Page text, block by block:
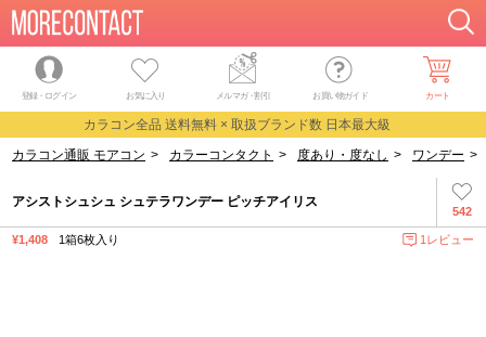
登録・ログイン お気に入り メルマガ・割引 お買い物ガイド カート
カラコン全品 送料無料 × 取扱ブランド数 日本最大級
カラコン通販 モアコン > カラーコンタクト > 度あり・度なし > ワンデー >
542
アシストシュシュ シュテラワンデー ピッチアイリス
¥1,408 1箱6枚入り 1レビュー